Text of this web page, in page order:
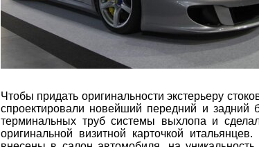
Чтобы придать оригинальности экстерьеру
спроектировали новейший передний и
терминальных труб системы выхлопа и
оригинальной визитной карточкой